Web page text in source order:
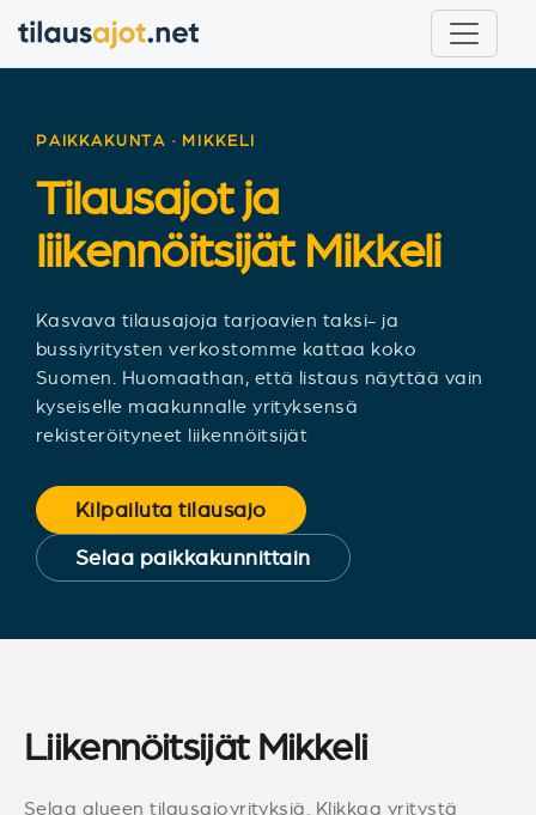
PAIKKAKUNTA · MIKKELI
Tilausajot ja
liikennöitsijät Mikkeli
Kasvava tilausajoja tarjoavien taksi- ja
bussiyritysten verkostomme kattaa koko
Suomen. Huomaathan, että listaus näyttää vain
kyseiselle maakunnalle yrityksensä
rekisteröityneet liikennöitsijät
Kilpailuta tilausajo
Selaa paikkakunnittain
Liikennöitsijät Mikkeli
Selaa alueen tilausajoyrityksiä. Klikkaa yritystä